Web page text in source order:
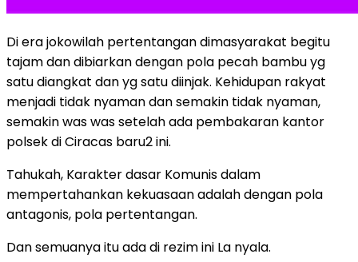
Di era jokowilah pertentangan dimasyarakat begitu
tajam dan dibiarkan dengan pola pecah bambu yg
satu diangkat dan yg satu diinjak. Kehidupan rakyat
menjadi tidak nyaman dan semakin tidak nyaman,
semakin was was setelah ada pembakaran kantor
polsek di Ciracas baru2 ini.
Tahukah, Karakter dasar Komunis dalam
mempertahankan kekuasaan adalah dengan pola
antagonis, pola pertentangan.
Dan semuanya itu ada di rezim ini La nyala.